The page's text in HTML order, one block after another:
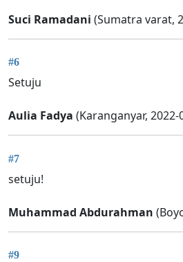
Suci Ramadani (Sumatra varat,
#6
Setuju
Aulia Fadya (Karanganyar, 2022-
#7
setuju!
Muhammad Abdurahman
#9